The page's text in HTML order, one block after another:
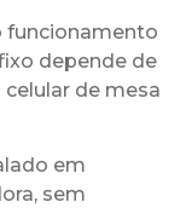
funcionamento
depende de
de mesa
em
sem